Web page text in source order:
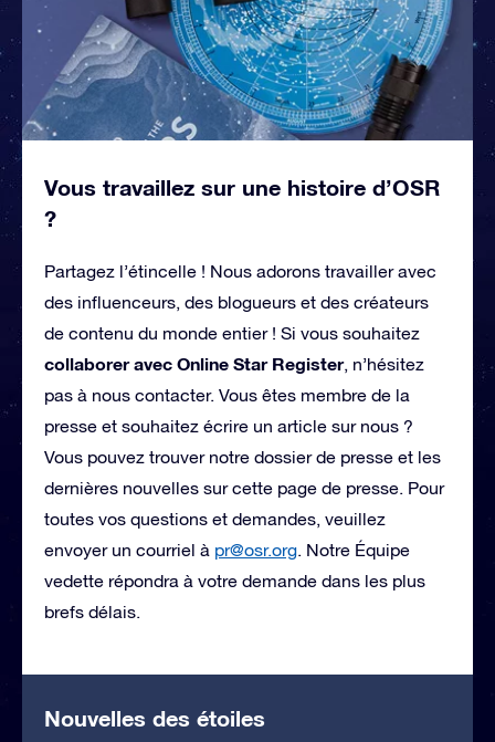
Vous travaillez sur une histoire d’OSR
?
Partagez l’étincelle ! Nous adorons travailler avec
des influenceurs, des blogueurs et des créateurs
de contenu du monde entier ! Si vous souhaitez
collaborer avec Online Star Register, n’hésitez
pas à nous contacter. Vous êtes membre de la
presse et souhaitez écrire un article sur nous ?
Vous pouvez trouver notre dossier de presse et les
dernières nouvelles sur cette page de presse. Pour
toutes vos questions et demandes, veuillez
envoyer un courriel à pr@osr.org. Notre Équipe
vedette répondra à votre demande dans les plus
brefs délais.
Nouvelles des étoiles